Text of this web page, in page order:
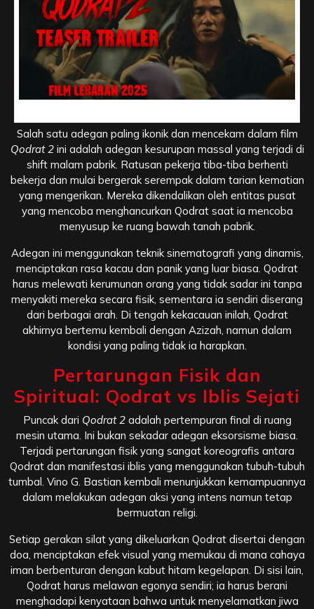
Salah satu adegan paling ikonik dan mencekam dalam film
Qodrat 2ini adalah adegan kesurupan massal yang terjadi di
shift malam pabrik. Ratusan pekerja tiba-tiba berhenti
bekerja dan mulai bergerak serempak dalam tarian kematian
yang mengerikan. Mereka dikendalikan oleh entitas pusat
yang mencoba menghancurkan Qodrat saat ia mencoba
menyusup ke ruang bawah tanah pabrik.
Adegan ini menggunakan teknik sinematografi yang dinamis,
menciptakan rasa kacau dan panik yang luar biasa. Qodrat
harus melewati kerumunan orang yang tidak sadar ini tanpa
menyakiti mereka secara fisik, sementara ia sendiri diserang
dari berbagai arah. Di tengah kekacauan inilah, Qodrat
akhirnya bertemu kembali dengan Azizah, namun dalam
kondisi yang paling tidak ia harapkan.
Pertarungan Fisik dan
Spiritual: Qodrat vs Iblis Sejati
Puncak dari Qodrat 2adalah pertempuran final di ruang
mesin utama. Ini bukan sekadar adegan eksorsisme biasa.
Terjadi pertarungan fisik yang sangat koreografis antara
Qodrat dan manifestasi iblis yang menggunakan tubuh-tubuh
tumbal. Vino G. Bastian kembali menunjukkan kemampuannya
dalam melakukan adegan aksi yang intens namun tetap
bermuatan religi.
Setiap gerakan silat yang dikeluarkan Qodrat disertai dengan
doa, menciptakan efek visual yang memukau di mana cahaya
iman berbenturan dengan kabut hitam kegelapan. Di sisi lain,
Qodrat harus melawan egonya sendiri; ia harus berani
menghadapi kenyataan bahwa untuk menyelamatkan jiwa